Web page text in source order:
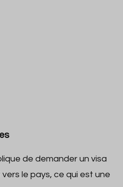
de demander un visa
le pays, ce qui est une